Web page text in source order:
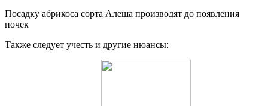
Посадку абрикоса сорта Алеша производят до появления
почек
Также следует учесть и другие нюансы: